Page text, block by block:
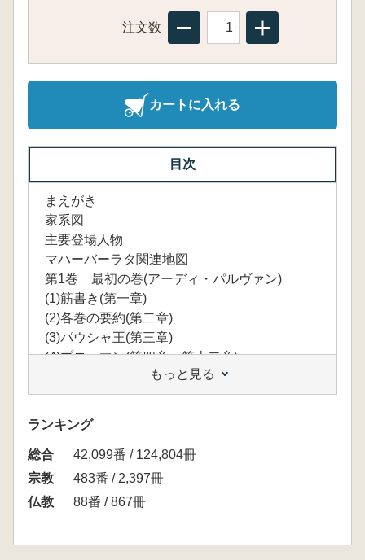
注文数
カートに入れる
目次
まえがき
家系図
主要登場人物
マハーバーラタ関連地図
第1巻 最初の巻(アーディ・パルヴァン)
(1)筋書き(第一章)
(2)各巻の要約(第二章)
(3)パウシャ王(第三章)
(4)プローマン(第四章―第十二章)
(5)アースティーカ(第十三章―第五十三章)
(6)最初の家系の降下(第五十三章―第五十八章)
(7)起源(第五十九章―第百二十三章)
(8)ラックの家の火災(第百二十四章―第百三十
八章)
法蔵館文庫版『原典訳 マハーバーラタ』の刊
行にあたって 川村悠人
もっと見る
ランキング
総合
42,099番 / 124,804冊
宗教
483番 / 2,397冊
仏教
88番 / 867冊